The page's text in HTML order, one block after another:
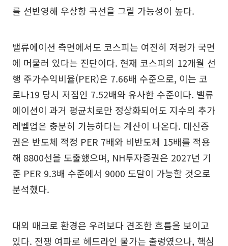
를 선반영해 우상향 곡선을 그릴 가능성이 높다.
밸류에이션 측면에서도 코스피는 여전히 저평가 국면
에 머물러 있다는 진단이다. 현재 코스피의 12개월 선
행 주가수익비율(PER)은 7.66배 수준으로, 이는 코
로나19 당시 저점인 7.52배와 유사한 수준이다. 밸류
에이션이 과거 평균치로만 정상화되어도 지수의 추가
레벨업은 충분히 가능하다는 계산이 나온다. 대신증
권은 반도체 적정 PER 7배와 비반도체 15배를 적용
해 8800선을 도출했으며, NH투자증권은 2027년 기
준 PER 9.3배 수준에서 9000 도달이 가능할 것으로
분석했다.
대외 매크로 환경은 우려보다 견조한 흐름을 보이고
있다. 전쟁 여파로 헤드라인 물가는 출렁였으나, 핵심